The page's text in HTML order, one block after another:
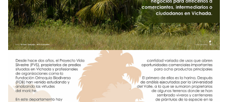
INFORME ANUAL WCS
MECANISMO DE ATENCIÓN DE QUEJAS Y RECLAMOS
DONA